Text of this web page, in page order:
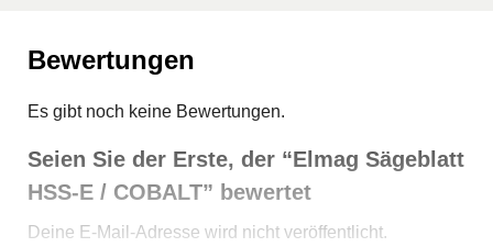
Bewertungen
Es gibt noch keine Bewertungen.
Seien Sie der Erste, der “Elmag Sägeblatt
HSS-E / COBALT” bewertet
Deine E-Mail-Adresse wird nicht veröffentlicht.